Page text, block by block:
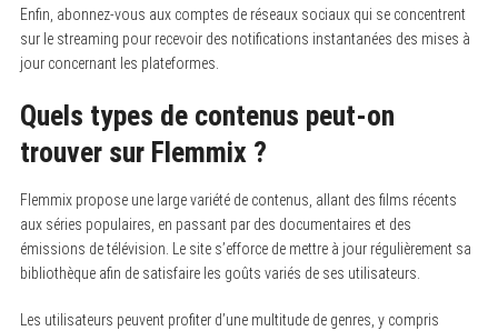
Enfin, abonnez-vous aux comptes de réseaux sociaux qui se concentrent
sur le streaming pour recevoir des notifications instantanées des mises à
jour concernant les plateformes.
Quels types de contenus peut-on
trouver sur Flemmix ?
Flemmix propose une large variété de contenus, allant des films récents
aux séries populaires, en passant par des documentaires et des
émissions de télévision. Le site s’efforce de mettre à jour régulièrement sa
bibliothèque afin de satisfaire les goûts variés de ses utilisateurs.
Les utilisateurs peuvent profiter d’une multitude de genres, y compris